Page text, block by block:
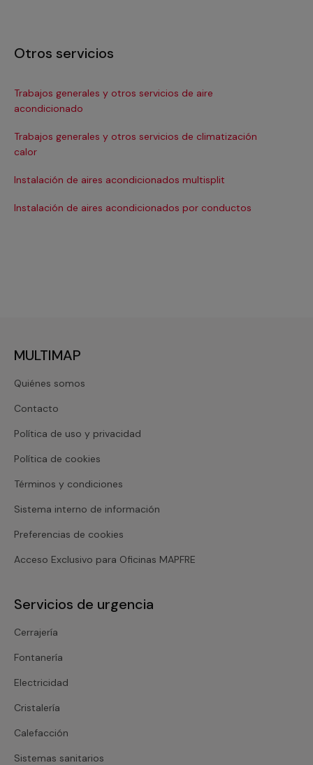
Otros servicios
Trabajos generales y otros servicios de aire
acondicionado
Trabajos generales y otros servicios de climatización
calor
Instalación de aires acondicionados multisplit
Instalación de aires acondicionados por conductos
MULTIMAP
Quiénes somos
Contacto
Política de uso y privacidad
Política de cookies
Términos y condiciones
Sistema interno de información
Preferencias de cookies
Acceso Exclusivo para Oficinas MAPFRE
Servicios de urgencia
Cerrajería
Fontanería
Electricidad
Cristalería
Calefacción
Sistemas sanitarios